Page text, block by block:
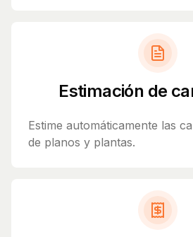
Estimación de
Estime automáticamente las
de planos y plantas.